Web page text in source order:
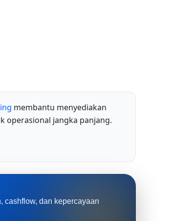
membantu menyediakan
operasional jangka panjang.
cashflow, dan kepercayaan